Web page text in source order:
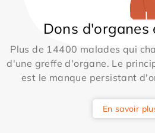
Dons d'organes
Plus de 14400 malades qui
d'une greffe d'organe. Le
est le manque persistant
En savoir